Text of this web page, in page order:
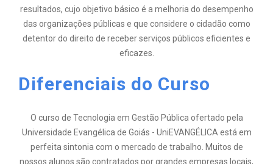
resultados, cujo objetivo básico é a melhoria do desempenho
das organizações públicas e que considere o cidadão como
detentor do direito de receber serviços públicos eficientes e
eficazes.
Diferenciais do Curso
O curso de Tecnologia em Gestão Pública ofertado pela
Universidade Evangélica de Goiás - UniEVANGÉLICA está em
perfeita sintonia com o mercado de trabalho. Muitos de
nossos alunos são contratados por grandes empresas locais,